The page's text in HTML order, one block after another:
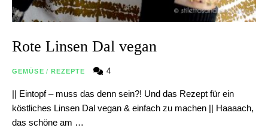
Rote Linsen Dal vegan
GEMÜSE / REZEPTE 4
|| Eintopf – muss das denn sein?! Und das Rezept für ein
köstliches Linsen Dal vegan & einfach zu machen || Haaaach,
das schöne am …